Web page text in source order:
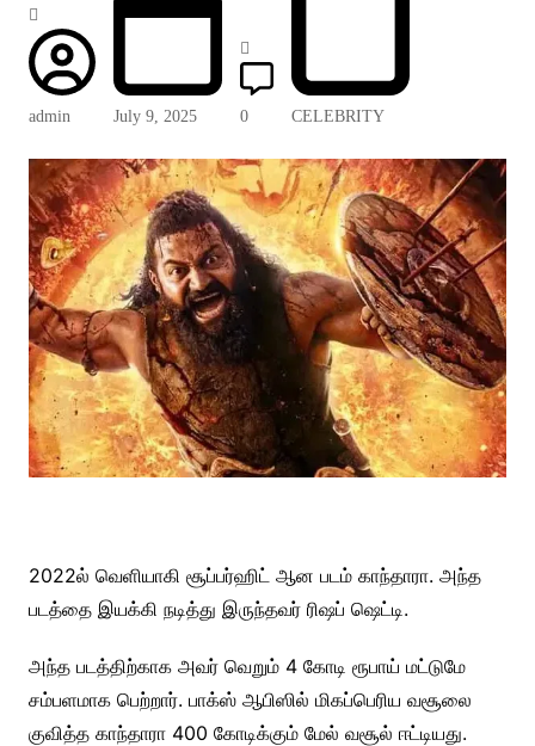
admin July 9, 2025 0 CELEBRITY
2022ல் வெளியாகி சூப்பர்ஹிட் ஆன படம் காந்தாரா. அந்த
படத்தை இயக்கி நடித்து இருந்தவர் ரிஷப் ஷெட்டி.
அந்த படத்திற்காக அவர் வெறும் 4 கோடி ரூபாய் மட்டுமே
சம்பளமாக பெற்றார். பாக்ஸ் ஆபிஸில் மிகப்பெரிய வசூலை
குவித்த காந்தாரா 400 கோடிக்கும் மேல் வசூல் ஈட்டியது.